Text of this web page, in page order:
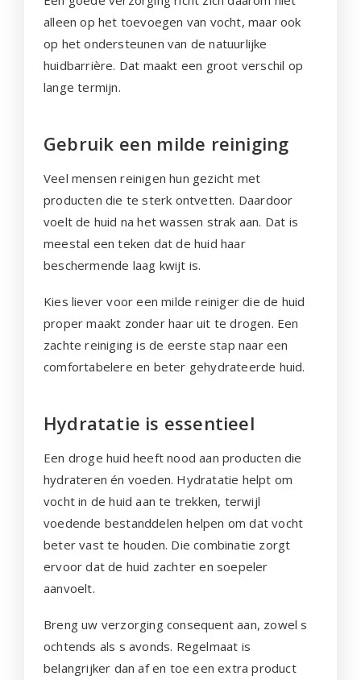
alleen op het toevoegen van vocht, maar ook
op het ondersteunen van de natuurlijke
huidbarrière. Dat maakt een groot verschil op
lange termijn.
Gebruik een milde reiniging
Veel mensen reinigen hun gezicht met
producten die te sterk ontvetten. Daardoor
voelt de huid na het wassen strak aan. Dat is
meestal een teken dat de huid haar
beschermende laag kwijt is.
Kies liever voor een milde reiniger die de huid
proper maakt zonder haar uit te drogen. Een
zachte reiniging is de eerste stap naar een
comfortabelere en beter gehydrateerde huid.
Hydratatie is essentieel
Een droge huid heeft nood aan producten die
hydrateren én voeden. Hydratatie helpt om
vocht in de huid aan te trekken, terwijl
voedende bestanddelen helpen om dat vocht
beter vast te houden. Die combinatie zorgt
ervoor dat de huid zachter en soepeler
aanvoelt.
Breng uw verzorging consequent aan, zowel s
ochtends als s avonds. Regelmaat is
belangrijker dan af en toe een extra product